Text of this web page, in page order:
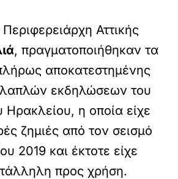
Αττικής
, πραγματοποιήθηκαν τα
αποκατεστημένης
εκδηλώσεων του
Ηρακλείου, η οποία είχε
ζημιές από τον σεισμό
2019 και έκτοτε είχε
προς χρήση.